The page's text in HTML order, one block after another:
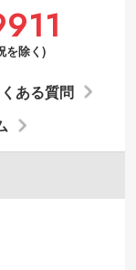
を除く)
ある質問